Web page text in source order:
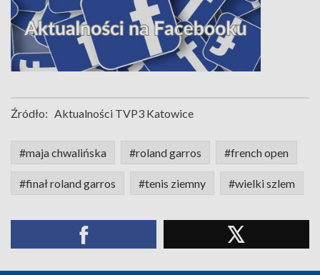
Źródło: Aktualności TVP3 Katowice
#maja chwalińska #roland garros #french open
#finał roland garros #tenis ziemny #wielki szlem